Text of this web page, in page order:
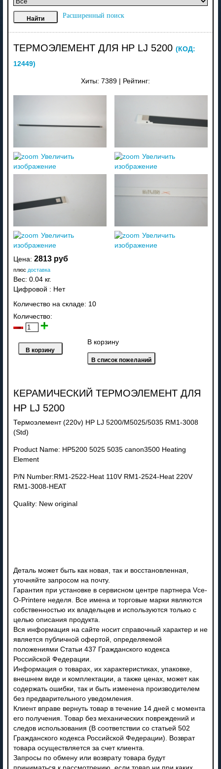
Расширенный поиск
ТЕРМОЭЛЕМЕНТ ДЛЯ HP LJ 5200 (КОД:
12449)
Хиты: 7389 Рейтинг:
Увеличить
изображение
Увеличить
изображение
Увеличить
изображение
Увеличить
изображение
Цена: 2813 руб
плюс доставка
Вес: 0.04 кг.
Цифровой : Нет
Количество на складе: 10
Количество:
В корзину
КЕРАМИЧЕСКИЙ ТЕРМОЭЛЕМЕНТ ДЛЯ
HP LJ 5200
Термоэлемент (220v) HP LJ 5200/M5025/5035 RM1-3008
(Std)
Product Name: HP5200 5025 5035 canon3500 Heating
Element
P/N Number:RM1-2522-Heat 110V RM1-2524-Heat 220V
RM1-3008-HEAT
Quality: New original
Деталь может быть как новая, так и восстановленная,
уточняйте запросом на почту.
Гарантия при установке в сервисном центре партнера Vce-
O-Printere неделя. Все имена и торговые марки являются
собственностью их владельцев и используются только с
целью описания продукта.
Вся информация на сайте носит справочный характер и не
является публичной офертой, определяемой
положениями Статьи 437 Гражданского кодекса
Российской Федерации.
Информация о товарах, их характеристиках, упаковке,
внешнем виде и комплектации, а также ценах, может как
содержать ошибки, так и быть изменена производителем
без предварительного уведомления.
Клиент вправе вернуть товар в течение 14 дней с момента
его получения. Товар без механических повреждений и
следов использования (В соответствии со статьей 502
Гражданского кодекса Российской Федерации). Возврат
товара осуществляется за счет клиента.
Запросы по обмену или возврату товара будут